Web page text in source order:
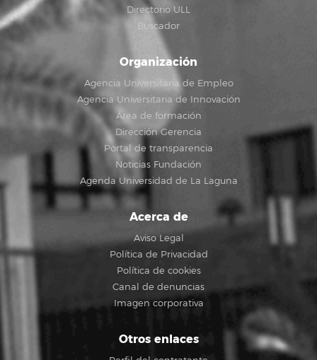
Directorio ULL
Buscador
Organización
Agencia Universitaria de Empleo
Agencia Universitaria de Innovación
Área de formación
Dirección Gerencia
Portal de transparencia
Noticias Fundación
Agenda Universidad de La Laguna
Acerca de
Aviso Legal
Política de Privacidad
Política de cookies
Canal de denuncias
Imagen corporativa
Otros enlaces